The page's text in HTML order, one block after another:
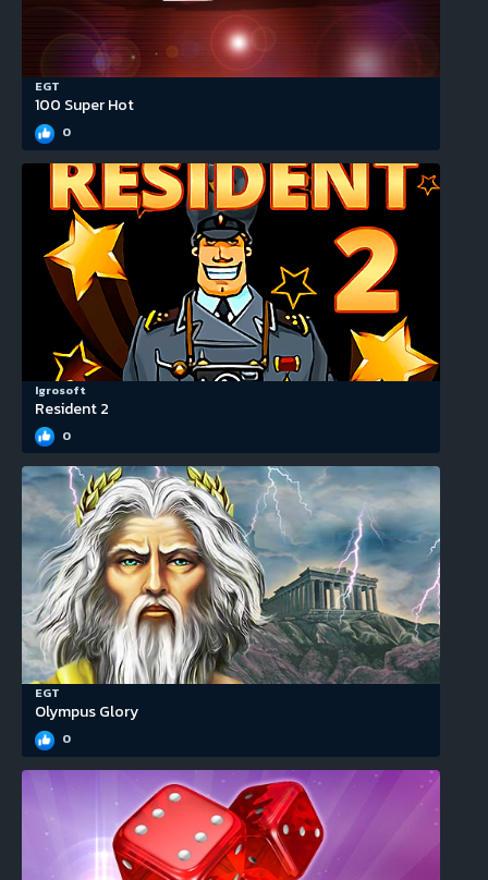
EGT
100 Super Hot
0
Igrosoft
Resident 2
0
EGT
Olympus Glory
0